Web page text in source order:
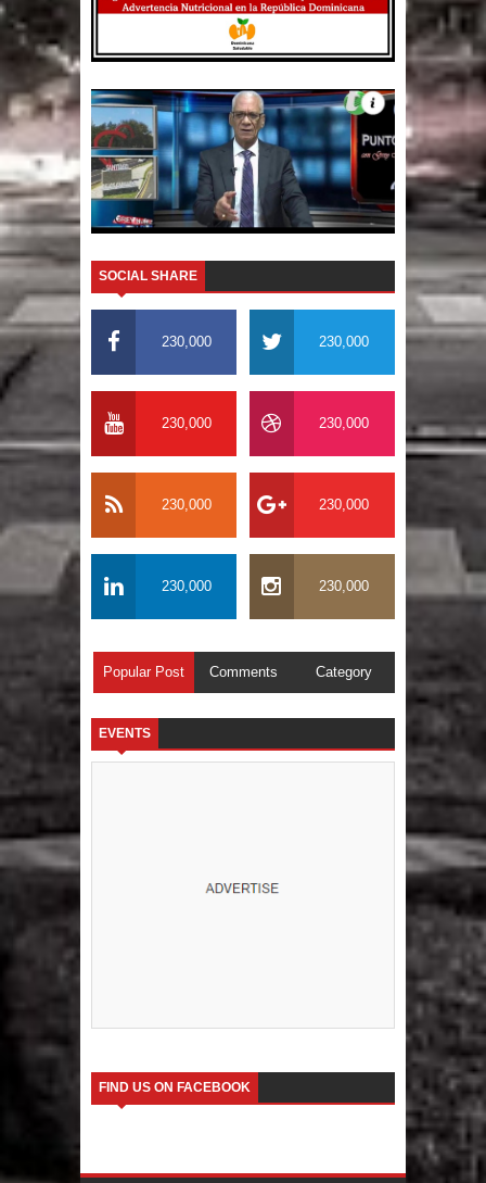
SOCIAL SHARE
230,000 230,000
230,000 230,000
230,000 230,000
230,000 230,000
Popular Post Comments Category
EVENTS
FIND US ON FACEBOOK